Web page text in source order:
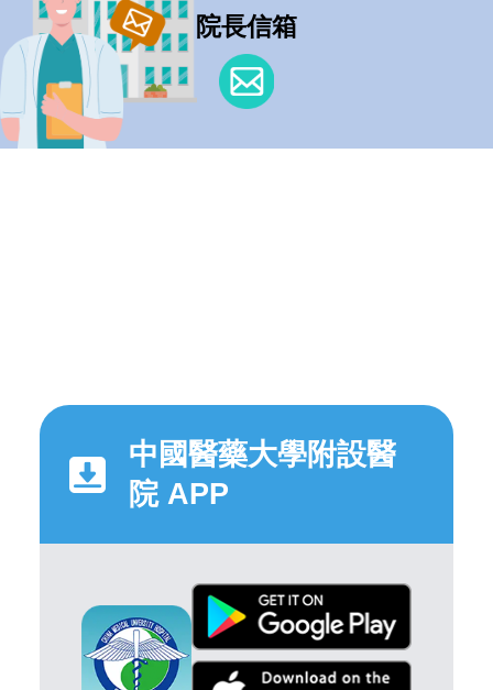
院長信箱
中國醫藥大學附設醫
院 APP